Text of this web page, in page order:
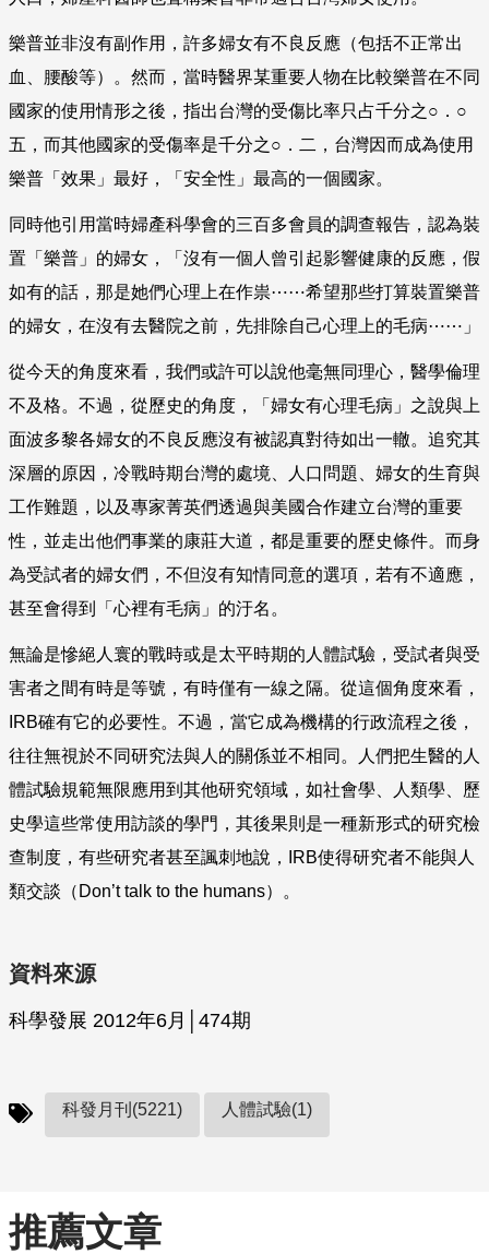
樂普並非沒有副作用，許多婦女有不良反應（包括不正常出
血、腰酸等）。然而，當時醫界某重要人物在比較樂普在不同
國家的使用情形之後，指出台灣的受傷比率只占千分之○．○
五，而其他國家的受傷率是千分之○．二，台灣因而成為使用
樂普「效果」最好，「安全性」最高的一個國家。
同時他引用當時婦產科學會的三百多會員的調查報告，認為裝
置「樂普」的婦女，「沒有一個人曾引起影響健康的反應，假
如有的話，那是她們心理上在作祟⋯⋯希望那些打算裝置樂普
的婦女，在沒有去醫院之前，先排除自己心理上的毛病⋯⋯ 」
從今天的角度來看，我們或許可以說他毫無同理心，醫學倫理
不及格。不過，從歷史的角度，「婦女有心理毛病」之說與上
面波多黎各婦女的不良反應沒有被認真對待如出一轍。追究其
深層的原因，冷戰時期台灣的處境、人口問題、婦女的生育與
工作難題，以及專家菁英們透過與美國合作建立台灣的重要
性，並走出他們事業的康莊大道，都是重要的歷史條件。而身
為受試者的婦女們，不但沒有知情同意的選項，若有不適應，
甚至會得到「心裡有毛病」的汙名。
無論是慘絕人寰的戰時或是太平時期的人體試驗，受試者與受
害者之間有時是等號，有時僅有一線之隔。從這個角度來看，
IRB確有它的必要性。不過，當它成為機構的行政流程之後，
往往無視於不同研究法與人的關係並不相同。人們把生醫的人
體試驗規範無限應用到其他研究領域，如社會學、人類學、歷
史學這些常使用訪談的學門，其後果則是一種新形式的研究檢
查制度，有些研究者甚至諷刺地說，
IRB使得研究者不能與人
類交談（ Don’t talk to the humans）。
資料來源
科學發展 2012年6月│474期
科發月刊(5221) 人體試驗(1)
推薦文章